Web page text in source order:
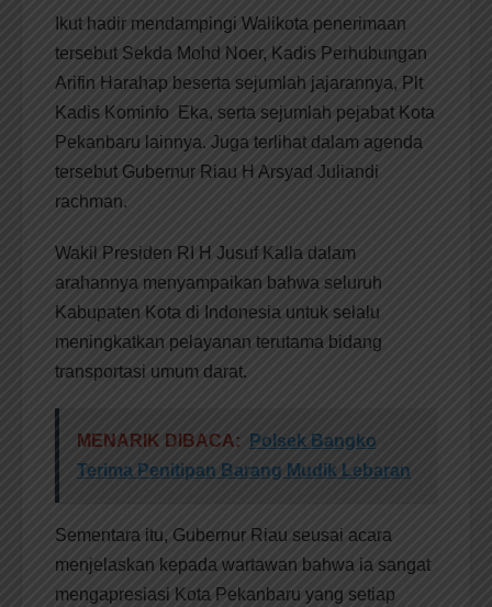
Ikut hadir mendampingi Walikota penerimaan
tersebut Sekda Mohd Noer, Kadis Perhubungan
Arifin Harahap beserta sejumlah jajarannya, Plt
Kadis Kominfo Eka, serta sejumlah pejabat Kota
Pekanbaru lainnya. Juga terlihat dalam agenda
tersebut Gubernur Riau H Arsyad Juliandi
rachman.
Wakil Presiden RI H Jusuf Kalla dalam
arahannya menyampaikan bahwa seluruh
Kabupaten Kota di Indonesia untuk selalu
meningkatkan pelayanan terutama bidang
transportasi umum darat.
MENARIK DIBACA:
Polsek Bangko
Terima Penitipan Barang Mudik Lebaran
Sementara itu, Gubernur Riau seusai acara
menjelaskan kepada wartawan bahwa ia sangat
mengapresiasi Kota Pekanbaru yang setiap